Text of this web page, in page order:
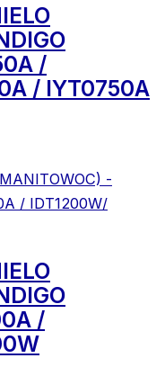
/
/ IYT0750A
/